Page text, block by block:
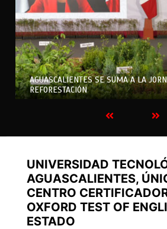
AGUASCALIENTES SE SUMA A LA
REFORESTACIÓN
UNIVERSIDAD
AGUASCALIENTES,
CENTRO
OXFORD TEST OF
ESTADO